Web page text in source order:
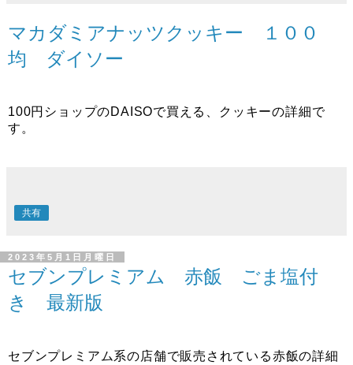
マカダミアナッツクッキー １００
均 ダイソー
100円ショップのDAISOで買える、クッキーの詳細で
す。
共有
2023年5月1日月曜日
セブンプレミアム 赤飯 ごま塩付
き 最新版
セブンプレミアム系の店舗で販売されている赤飯の詳細